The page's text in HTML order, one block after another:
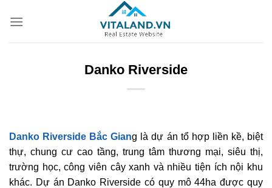
qua
Danko Riverside
Danko Riverside Bắc Giang là dự án tổ hợp liền kề, biệt
thự, chung cư cao tầng, trung tâm thương mại, siêu thị,
trường học, công viên cây xanh và nhiều tiện ích nội khu
khác. Dự án Danko Riverside có quy mô 44ha được quy